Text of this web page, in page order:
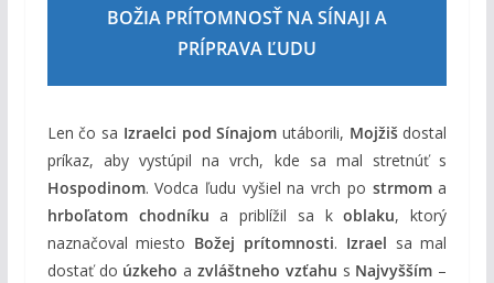
BOŽIA PRÍTOMNOSŤ NA SÍNAJI A
PRÍPRAVA ĽUDU
Len čo sa Izraelci pod Sínajom utáborili, Mojžišdostal
príkaz, aby vystúpil na vrch, kde sa mal stretnúť s
Hospodinom. Vodca ľudu vyšiel na vrch po strmoma
hrboľatom chodníku a priblížil sa koblaku, ktorý
naznačoval miesto Božej prítomnosti. Izrael sa mal
dostať do úzkeho a zvláštneho vzťahu s Najvyšším –